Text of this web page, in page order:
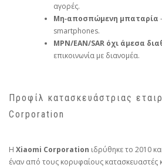
αγορές.
Μη‑αποσπώμενη μπαταρία
smartphones.
MPN/EAN/SAR όχι άμεσα
επικοινωνία με διανομέα.
Προφίλ κατασκευάστριας
Corporation
Η Xiaomi Corporation ιδρύθηκε το 2010
έναν από τους κορυφαίους κατασκευαστές